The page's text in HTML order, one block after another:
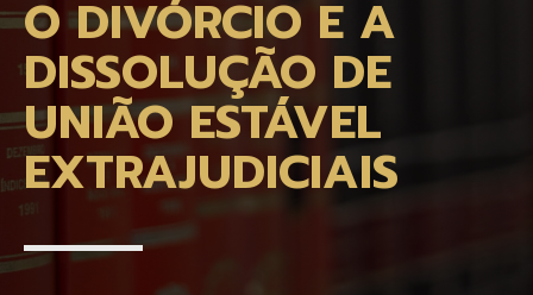
O DIVÓRCIO E A
DISSOLUÇÃO DE
UNIÃO ESTÁVEL
EXTRAJUDICIAIS